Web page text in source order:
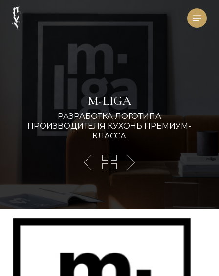
Skip
main
Menu
M-LIGA
РАЗРАБОТКА ЛОГОТИПА
ПРОИЗВОДИТЕЛЯ КУХОНЬ ПРЕМИУМ-
КЛАССА